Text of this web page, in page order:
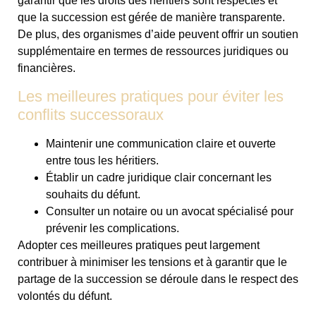
que la succession est gérée de manière transparente.
De plus, des organismes d’aide peuvent offrir un soutien
supplémentaire en termes de ressources juridiques ou
financières.
Les meilleures pratiques pour éviter les
conflits successoraux
Maintenir une communication claire et ouverte
entre tous les héritiers.
Établir un cadre juridique clair concernant les
souhaits du défunt.
Consulter un notaire ou un avocat spécialisé pour
prévenir les complications.
Adopter ces meilleures pratiques peut largement
contribuer à minimiser les tensions et à garantir que le
partage de la succession se déroule dans le respect des
volontés du défunt.